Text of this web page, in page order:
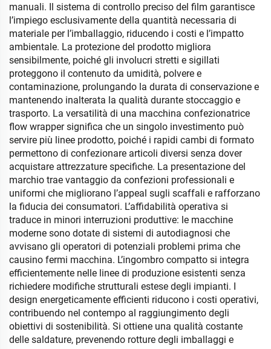
manuali. Il sistema di controllo preciso del film garantisce
l’impiego esclusivamente della quantità necessaria di
materiale per l’imballaggio, riducendo i costi e l’impatto
ambientale. La protezione del prodotto migliora
sensibilmente, poiché gli involucri stretti e sigillati
proteggono il contenuto da umidità, polvere e
contaminazione, prolungando la durata di conservazione e
mantenendo inalterata la qualità durante stoccaggio e
trasporto. La versatilità di una macchina confezionatrice
flow wrapper significa che un singolo investimento può
servire più linee prodotto, poiché i rapidi cambi di formato
permettono di confezionare articoli diversi senza dover
acquistare attrezzature specifiche. La presentazione del
marchio trae vantaggio da confezioni professionali e
uniformi che migliorano l’appeal sugli scaffali e rafforzano
la fiducia dei consumatori. L’affidabilità operativa si
traduce in minori interruzioni produttive: le macchine
moderne sono dotate di sistemi di autodiagnosi che
avvisano gli operatori di potenziali problemi prima che
causino fermi macchina. L’ingombro compatto si integra
efficientemente nelle linee di produzione esistenti senza
richiedere modifiche strutturali estese degli impianti. I
design energeticamente efficienti riducono i costi operativi,
contribuendo nel contempo al raggiungimento degli
obiettivi di sostenibilità. Si ottiene una qualità costante
delle saldature, prevenendo rotture degli imballaggi e